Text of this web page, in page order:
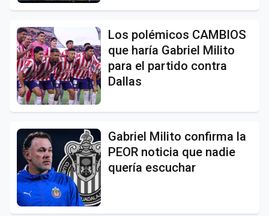
Los polémicos CAMBIOS
que haría Gabriel Milito
para el partido contra
Dallas
Gabriel Milito confirma la
PEOR noticia que nadie
quería escuchar